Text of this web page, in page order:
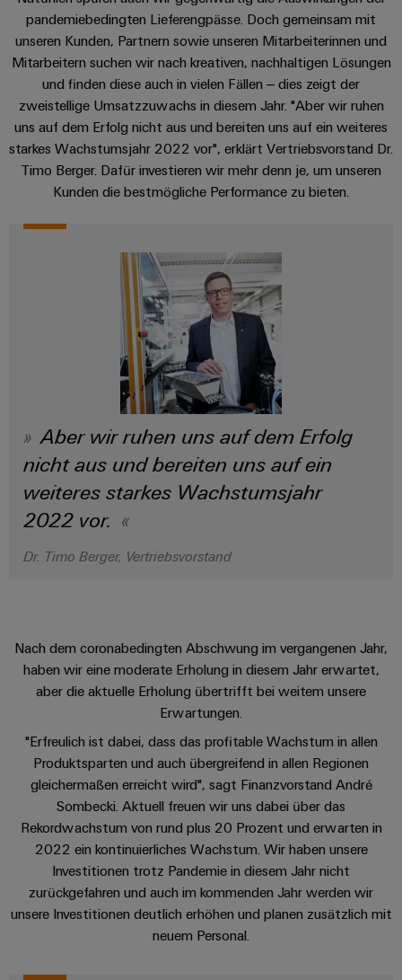
Verbindungslösungen
für
Geräte
Konventionelle
Energieerzeugung
Zukunftssicherheit
für
bewährte
Energieerzeugung
verschiedene
Fabrikautomation
Gas
Betrieb
mit
vernetzten
Lösungen
die
Ressourceneffizienz
durch
Sonnenenergie
Schaltschrankbau
Lösungen
für
die
Herausforderungen
im
Schienenfahrzeuge
Moderne
und
digitale
Lösungen
Systeme
und
Lösungen
Dezentrale
Automatisierung
Energiemanagement-
Lösungen
Automation
Software
Industrial
Analytics
Industrial
Automation
Industrial
Industrial
easyConnect
EZA-
Gerätehersteller
Leiterplattensteckverbinder
&
Leiterplattenklemmen
PCB
Connector
Elektronikgehäuse
Blitz-
und
Überspannungsschutz
PV
Generatoranschlusskasten
Automatisierung
Software
Steuerungen
Systeme
Industrial
Ethernet
Touch-
Panels
Energiemessung
und
Metering
Weidmüller
Industrial
AI
Remote
Access
&
Technischer
Support
Umweltbezogene
Produktkonformität
Engineering
Daten
Technische
Reparatur
Ersatzteile
Trainings
Webinare
Digitale
eShop
EDI-
Schnittstelle
SERVICES
Fachpressemeldungen
Pressekontakt
Unsere
Partner
Automation
Netzwerk
Automation
Solution
Partner
finden
Solution
Partner
Systemintegratoren
&
Events
Messen
&
Events
Offene
Ausbildungs-
und
Studienplätze
Veranstaltungen
Workshops
Schulklassen
Stellenbörse
Entwicklung
Spannende
in unseren
Karriere auf
dem Kindel
Unser
Distribution
Center in
Thüringen
pandemiebedingten Lieferengpässe. Doch gemeinsam mit
unseren Kunden, Partnern sowie unseren Mitarbeiterinnen und
Mitarbeitern suchen wir nach kreativen, nachhaltigen Lösungen
und finden diese auch in vielen Fällen – dies zeigt der
zweistellige Umsatzzuwachs in diesem Jahr. "Aber wir ruhen
uns auf dem Erfolg nicht aus und bereiten uns auf ein weiteres
starkes Wachstumsjahr 2022 vor", erklärt Vertriebsvorstand Dr.
Timo Berger. Dafür investieren wir mehr denn je, um unseren
Kunden die bestmögliche Performance zu bieten.
Aber wir ruhen uns auf dem Erfolg
nicht aus und bereiten uns auf ein
weiteres starkes Wachstumsjahr
2022 vor.
Dr. Timo Berger, Vertriebsvorstand
Nach dem coronabedingten Abschwung im vergangenen Jahr,
haben wir eine moderate Erholung in diesem Jahr erwartet,
aber die aktuelle Erholung übertrifft bei weitem unsere
Erwartungen.
"Erfreulich ist dabei, dass das profitable Wachstum in allen
Produktsparten und auch übergreifend in allen Regionen
gleichermaßen erreicht wird", sagt Finanzvorstand André
Sombecki. Aktuell freuen wir uns dabei über das
Rekordwachstum von rund plus 20 Prozent und erwarten in
2022 ein kontinuierliches Wachstum. Wir haben unsere
Investitionen trotz Pandemie in diesem Jahr nicht
zurückgefahren und auch im kommenden Jahr werden wir
unsere Investitionen deutlich erhöhen und planen zusätzlich mit
neuem Personal.